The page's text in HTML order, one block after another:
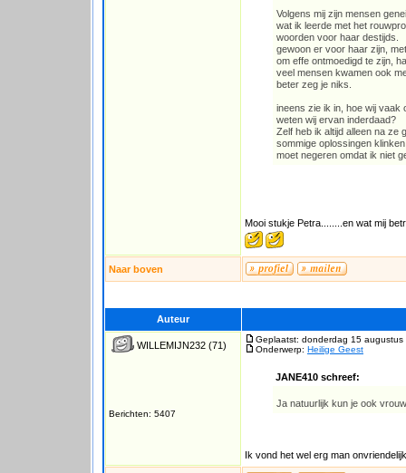
Volgens mij zijn mensen
wat ik leerde met het
woorden voor haar destijds.
gewoon er voor haar zijn,
om effe ontmoedigd te zijn,
veel mensen kwamen ook
beter zeg je niks.
ineens zie ik in, hoe wij vaak
weten wij ervan inderdaad?
Zelf heb ik altijd alleen na ze
sommige oplossingen
moet negeren omdat ik niet
Mooi stukje Petra........en wat mij
Naar boven
Auteur
WILLEMIJN232 (71)
Berichten: 5407
Geplaatst: donderdag 15
Onderwerp: Heilige Geest
JANE410 schreef:
Ja natuurlijk kun je ook
Ik vond het wel erg man